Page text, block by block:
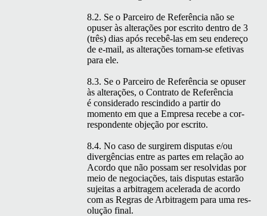
8.2. Se o Par­ceiro de Refer­ên­cia não se
opuser às alter­ações por escrito den­tro de 3
(três) dias após rece­bê-las em seu endereço
de e‑mail, as alter­ações tor­nam-se efe­ti­vas
para ele.
8.3. Se o Par­ceiro de Refer­ên­cia se opuser
às alter­ações, o Con­tra­to de Refer­ên­cia
é con­sid­er­a­do rescindi­do a par­tir do
momen­to em que a Empre­sa recebe a cor­
re­spon­dente objeção por escrito.
8.4. No caso de sur­girem dis­putas e/ou
divergên­cias entre as partes em relação ao
Acor­do que não pos­sam ser resolvi­das por
meio de nego­ci­ações, tais dis­putas estarão
sujeitas a arbi­tragem acel­er­a­da de acor­do
com as Regras de Arbi­tragem para uma res­
olução final.